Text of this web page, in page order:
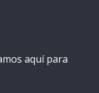
aquí para